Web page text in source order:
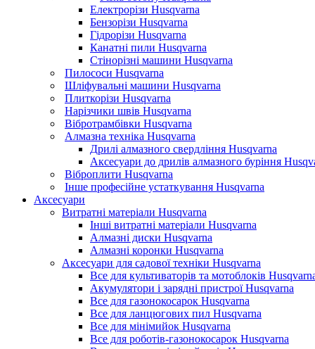
Електрорізи Husqvarna
Бензорізи Husqvarna
Гідрорізи Husqvarna
Канатні пили Husqvarna
Стінорізні машини Husqvarna
Пилососи Husqvarna
Шліфувальні машини Husqvarna
Плиткорізи Husqvarna
Нарізчики швів Husqvarna
Вібротрамбівки Husqvarna
Алмазна техніка Husqvarna
Дрилі алмазного свердління Husqvarna
Аксесуари до дрилів алмазного буріння
Віброплити Husqvarna
Інше професійне устаткування Husqvarna
Аксесуари
Витратні матеріали Husqvarna
Інші витратні матеріали Husqvarna
Алмазні диски Husqvarna
Алмазні коронки Husqvarna
Аксесуари для садової техніки Husqvarna
Все для культиваторів та мотоблоків
Акумулятори і зарядні пристрої Husqvarna
Все для газонокосарок Husqvarna
Все для ланцюгових пил Husqvarna
Все для мінімийок Husqvarna
Все для роботів-газонокосарок Husqvarna